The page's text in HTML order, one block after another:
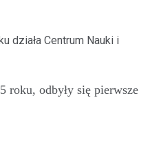
działa Centrum Nauki i
roku, odbyły się pierwsze